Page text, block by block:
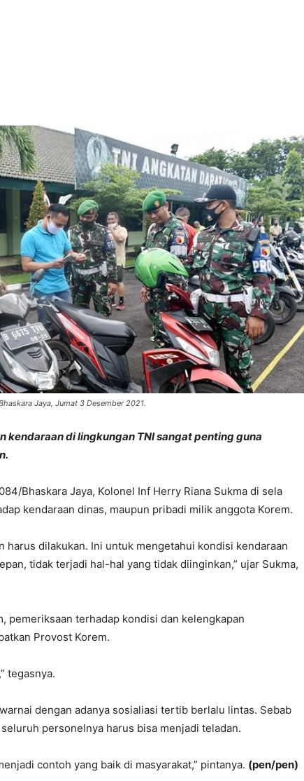
Jaya, Jumat 3 Desember 2021.
kendaraan di lingkungan TNI sangat penting guna
Bhaskara Jaya, Kolonel Inf Herry Riana Sukma di sela
kendaraan dinas, maupun pribadi milik anggota Korem.
harus dilakukan. Ini untuk mengetahui kondisi kendaraan
tidak terjadi hal-hal yang tidak diinginkan,” ujar Sukma,
pemeriksaan terhadap kondisi dan kelengkapan
Provost Korem.
tegasnya.
dengan adanya sosialiasi tertib berlalu lintas. Sebab
personelnya harus bisa menjadi teladan.
contoh yang baik di masyarakat,” pintanya. (pen/pen)